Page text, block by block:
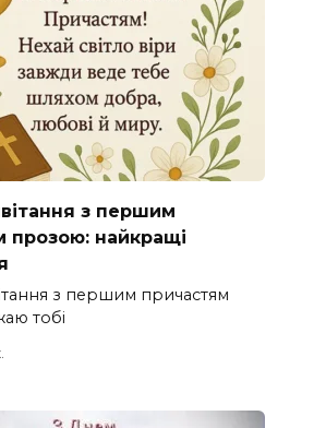
з першим
прозою: найкращі
з першим причастям
тобі